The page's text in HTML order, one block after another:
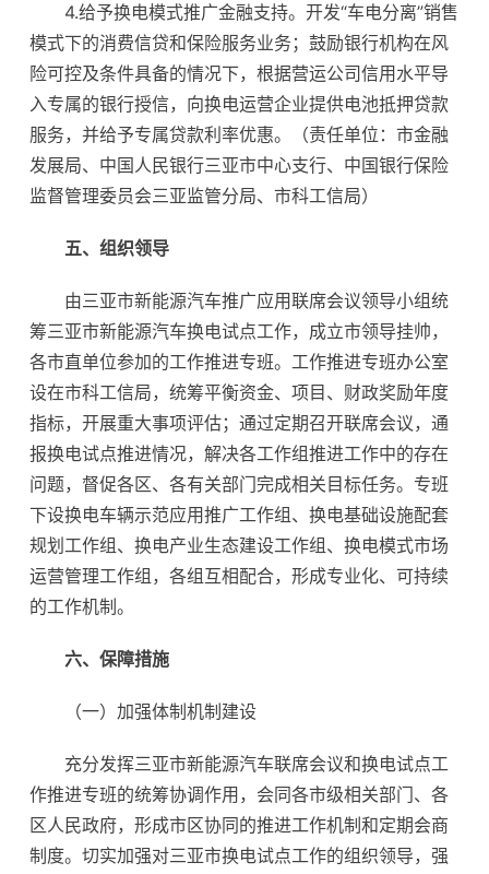
4.给予换电模式推广金融支持。开发“车电分离”销售
模式下的消费信贷和保险服务业务；鼓励银行机构在风
险可控及条件具备的情况下，根据营运公司信用水平导
入专属的银行授信，向换电运营企业提供电池抵押贷款
服务，并给予专属贷款利率优惠。（责任单位：市金融
发展局、中国人民银行三亚市中心支行、中国银行保险
监督管理委员会三亚监管分局、市科工信局）
五、组织领导
由三亚市新能源汽车推广应用联席会议领导小组统
筹三亚市新能源汽车换电试点工作，成立市领导挂帅，
各市直单位参加的工作推进专班。工作推进专班办公室
设在市科工信局，统筹平衡资金、项目、财政奖励年度
指标，开展重大事项评估；通过定期召开联席会议，通
报换电试点推进情况，解决各工作组推进工作中的存在
问题，督促各区、各有关部门完成相关目标任务。专班
下设换电车辆示范应用推广工作组、换电基础设施配套
规划工作组、换电产业生态建设工作组、换电模式市场
运营管理工作组，各组互相配合，形成专业化、可持续
的工作机制。
六、保障措施
（一）加强体制机制建设
充分发挥三亚市新能源汽车联席会议和换电试点工
作推进专班的统筹协调作用，会同各市级相关部门、各
区人民政府，形成市区协同的推进工作机制和定期会商
制度。切实加强对三亚市换电试点工作的组织领导，强